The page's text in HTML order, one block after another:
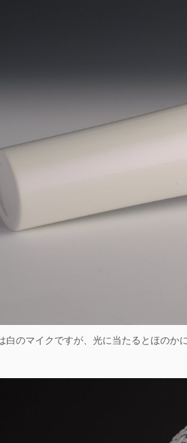
白のマイクですが、光に当たるとほのか